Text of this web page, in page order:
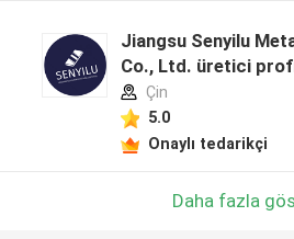
Jiangsu Senyilu
Co., Ltd. üretici
Çin
5.0
Onaylı tedarikçi
Daha fazla